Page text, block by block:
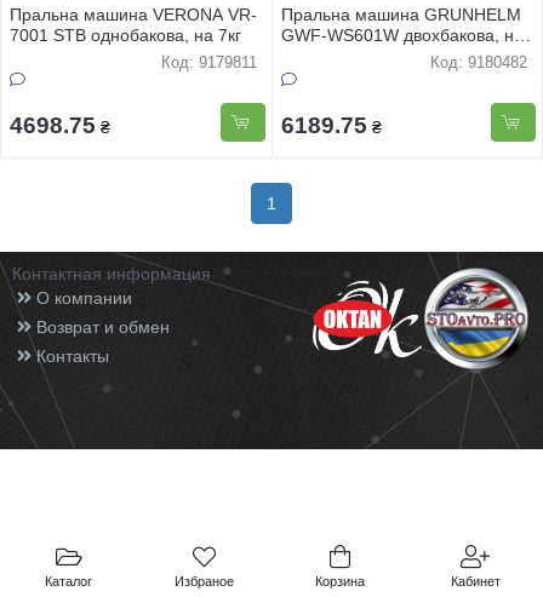
Каталог Избраное Корзина Кабинет
Пральна машина VERONA VR-
7001 STB однобакова, на 7кг
Код: 9179811
4698.75 ₴
Пральна машина GRUNHELM
GWF-WS601W двохбакова, на
Код: 9180482
6189.75 ₴
1
Контактная информация
О компании
Возврат и обмен
Контакты